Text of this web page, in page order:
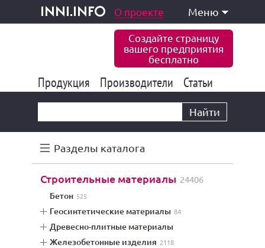
inni.info
и услуги О проекте Меню
Создайте страницу
вашего предприятия
бесплатно
Продукция 177 847
Производители 6 777
Статьи
Найти
Разделы каталога
строительные материалы 24406
бетон 525
геосинтетические материалы 84
древесно-плитные материалы
железобетонные изделия 2118